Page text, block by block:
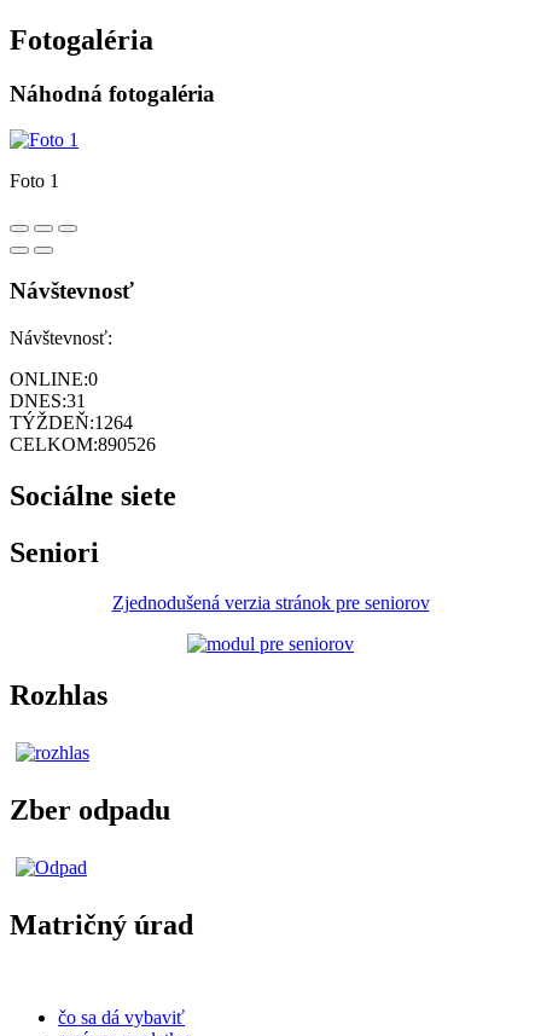
Fotogaléria
Náhodná fotogaléria
Foto 1
Návštevnosť
Návštevnosť:
ONLINE:0
DNES:31
TÝŽDEŇ:1264
CELKOM:890526
Sociálne siete
Seniori
Zjednodušená verzia stránok pre seniorov
Rozhlas
Zber odpadu
Matričný úrad
čo sa dá vybaviť